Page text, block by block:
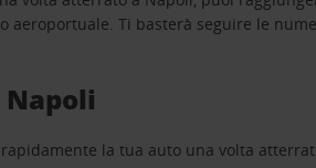
aeroportuale. Ti basterà seguire le
Napoli
la tua auto una volta